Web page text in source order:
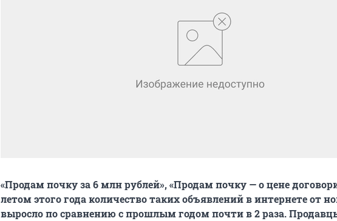
«Продам почку за 6 млн рублей», «Продам почку — о цене
летом этого года количество таких объявлений в интернете от
выросло по сравнению с прошлым годом почти в 2 раза.